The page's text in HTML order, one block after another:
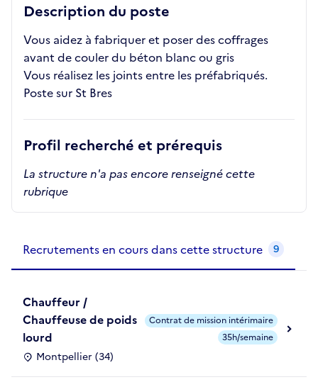
Description du poste
Vous aidez à fabriquer et poser des coffrages
avant de couler du béton blanc ou gris
Vous réalisez les joints entre les préfabriqués.
Poste sur St Bres
Profil recherché et prérequis
La structure n'a pas encore renseigné cette
rubrique
Recrutements en cours dans cette structure 9
Chauffeur /
Chauffeuse de poids
lourd
Montpellier (34)
Contrat de mission intérimaire
35h/semaine